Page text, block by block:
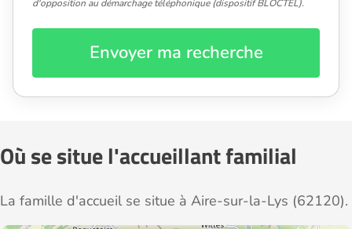
d'opposition au démarchage téléphonique (dispositif BLOCTEL).
Envoyer ma recherche
Où se situe l'accueillant familial
La famille d'accueil se situe à Aire-sur-la-Lys (62120).